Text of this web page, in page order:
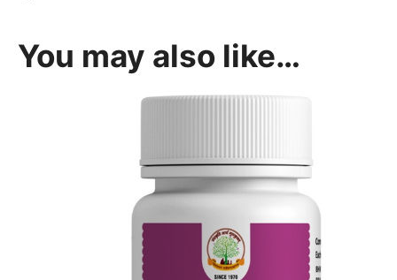
You may also like…